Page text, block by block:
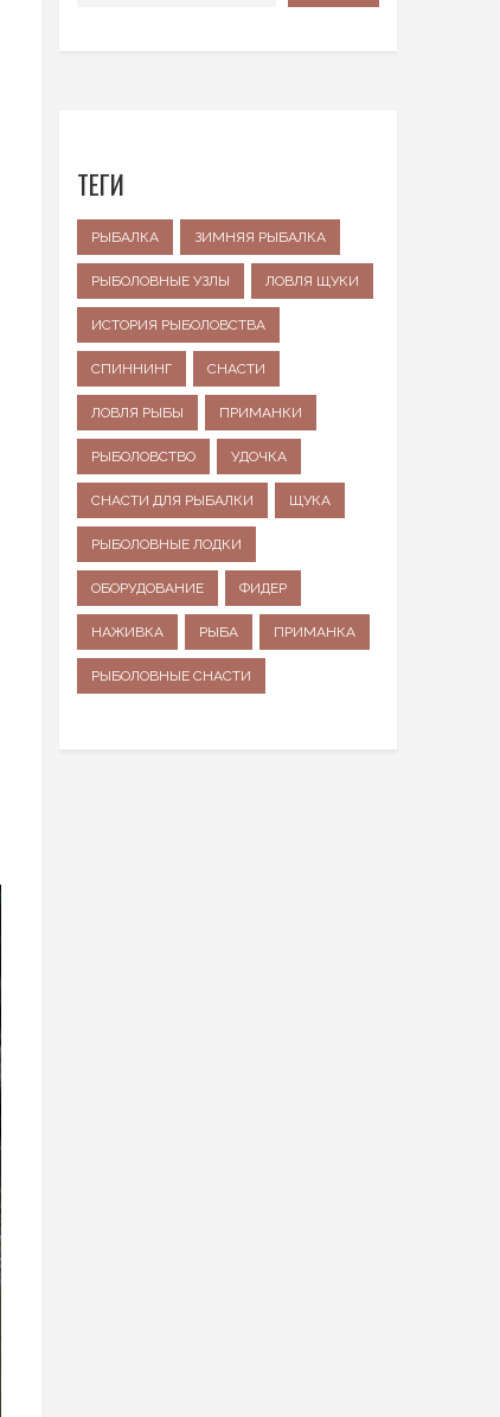
ТЕГИ
РЫБАЛКА ЗИМНЯЯ РЫБАЛКА
РЫБОЛОВНЫЕ УЗЛЫ ЛОВЛЯ ЩУКИ
ИСТОРИЯ РЫБОЛОВСТВА
СПИННИНГ СНАСТИ
ЛОВЛЯ РЫБЫ ПРИМАНКИ
РЫБОЛОВСТВО УДОЧКА
СНАСТИ ДЛЯ РЫБАЛКИ ЩУКА
РЫБОЛОВНЫЕ ЛОДКИ
ОБОРУДОВАНИЕ ФИДЕР
НАЖИВКА РЫБА ПРИМАНКА
РЫБОЛОВНЫЕ СНАСТИ